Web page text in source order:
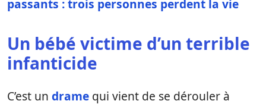
passants : trois personnes perdent la vie
Un bébé victime d’un terrible
infanticide
C’est un drame qui vient de se dérouler à